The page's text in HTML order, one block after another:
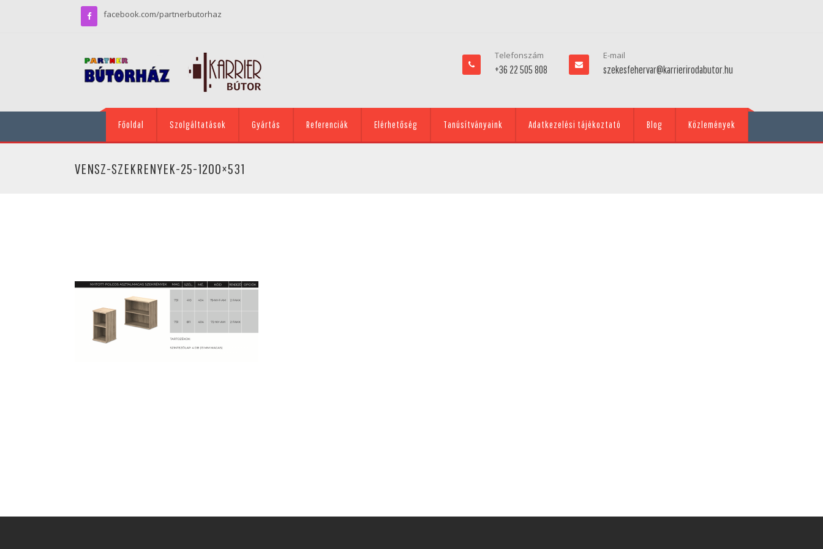
facebook.com/partnerbutorhaz
Telefonszám
+36 22 505 808
E-mail
szekesfehervar@karrierirodabutor.hu
Főoldal Szolgáltatások Gyártás Referenciák Elérhetőség Tanúsítványaink Adatkezelési tájékoztató Blog Közlemények
VENSZ-SZEKRENYEK-25-1200×531